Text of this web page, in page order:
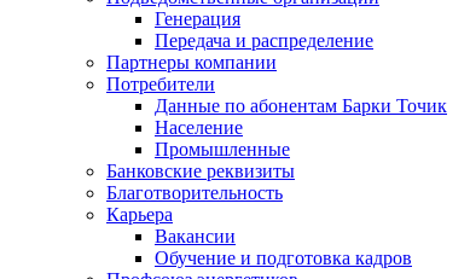
Генерация
Передача и распределение
Партнеры компании
Потребители
Данные по абонентам Барки Точик
Население
Промышленные
Банковские реквизиты
Благотворительность
Карьера
Вакансии
Обучение и подготовка кадров